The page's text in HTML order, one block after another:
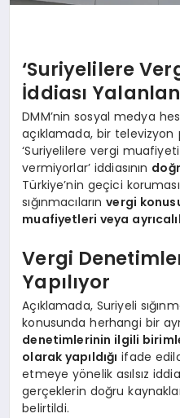
‘Suriyelilere
İddiası
DMM’nin sosyal medya
açıklamada, bir televizyon
‘Suriyelilere vergi
vermiyorlar’ iddiasının
Türkiye’nin geçici
sığınmacılarınvergi
muafiyetleri veya
Vergi
Yapılıyor
Açıklamada, Suriyeli
konusunda herhangi bir
denetimlerinin ilgili
olarak yapıldığı ifade
etmeye yönelik asılsız
gerçeklerin doğru
belirtildi.